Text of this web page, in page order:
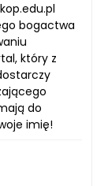
bogactwa
który z
do
imię!